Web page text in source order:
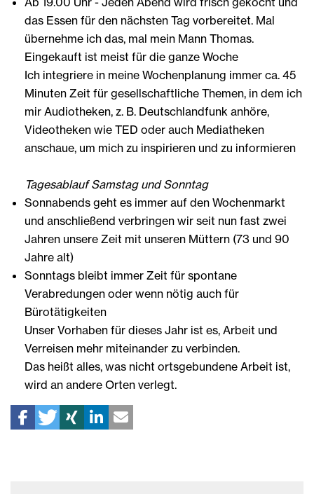
das Essen für den nächsten Tag vorbereitet. Mal
übernehme ich das, mal mein Mann Thomas.
Eingekauft ist meist für die ganze Woche
Ich integriere in meine Wochenplanung immer ca. 45
Minuten Zeit für gesellschaftliche Themen, in dem ich
mir Audiotheken, z. B. Deutschlandfunk anhöre,
Videotheken wie TED oder auch Mediatheken
anschaue, um mich zu inspirieren und zu informieren
Tagesablauf Samstag und Sonntag
Sonnabends geht es immer auf den Wochenmarkt
und anschließend verbringen wir seit nun fast zwei
Jahren unsere Zeit mit unseren Müttern (73 und 90
Jahre alt)
Sonntags bleibt immer Zeit für spontane
Verabredungen oder wenn nötig auch für
Bürotätigkeiten
Unser Vorhaben für dieses Jahr ist es, Arbeit und
Verreisen mehr miteinander zu verbinden.
Das heißt alles, was nicht ortsgebundene Arbeit ist,
wird an andere Orten verlegt.